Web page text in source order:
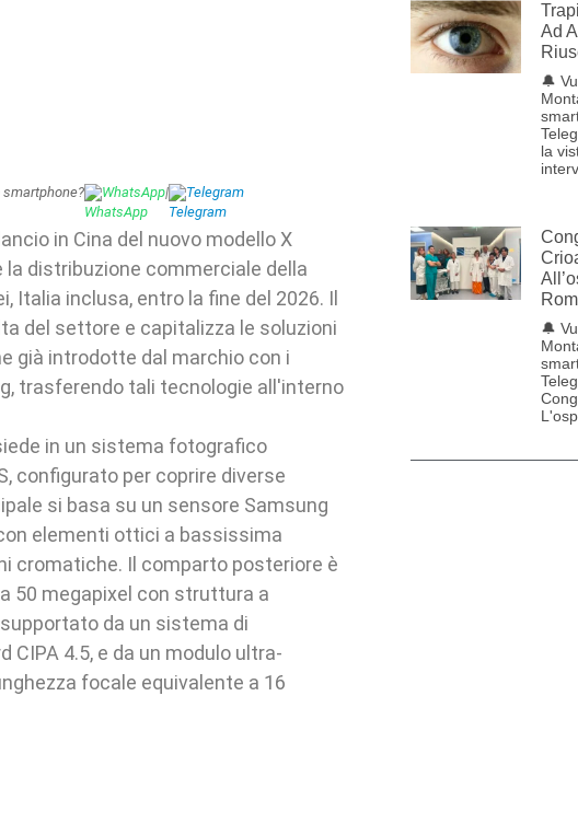
WhatsApp| Telegram
in Cina del nuovo modello X
distribuzione commerciale della
inclusa, entro la fine del 2026. Il
del settore e capitalizza le soluzioni
già introdotte dal marchio con i
trasferendo tali tecnologie all'interno
in un sistema fotografico
configurato per coprire diverse
si basa su un sensore Samsung
elementi ottici a bassissima
cromatiche. Il comparto posteriore è
50 megapixel con struttura a
da un sistema di
4.5, e da un modulo ultra-
focale equivalente a 16
Ad
🔔
la
🔔